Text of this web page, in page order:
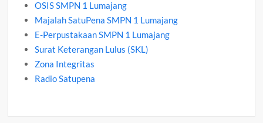
OSIS SMPN 1 Lumajang
Majalah SatuPena SMPN 1 Lumajang
E-Perpustakaan SMPN 1 Lumajang
Surat Keterangan Lulus (SKL)
Zona Integritas
Radio Satupena